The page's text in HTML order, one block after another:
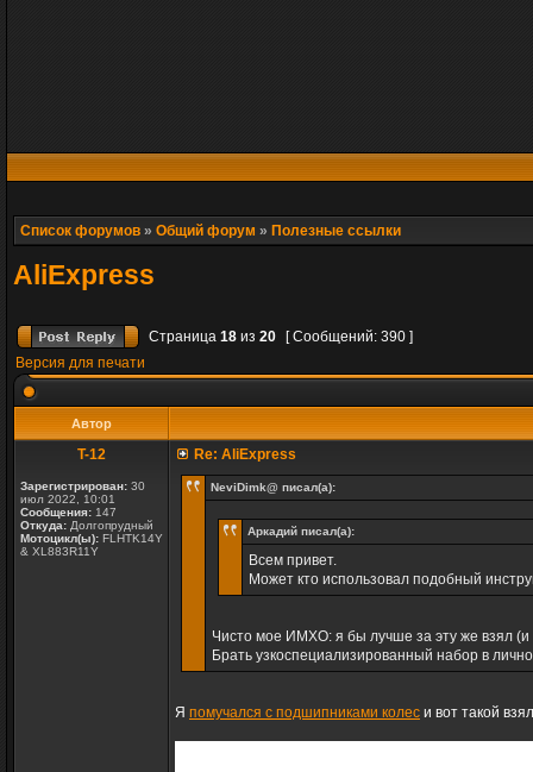
Список форумов » Общий форум » Полезные ссылки
AliExpress
Страница 18 из 20
[ Сообщений: 390 ]
Версия для печати
Автор
T-12
Зарегистрирован: 30
июл 2022, 10:01
Сообщения: 147
Откуда: Долгопрудный
Мотоцикл(ы): FLHTK14Y
& XL883R11Y
Re: AliExpress
NeviDimk@ писал(а):
Аркадий писал(а):
Всем привет.
Может кто использовал подобный
Чисто мое ИМХО: я бы лучше за эту же взял (и
Брать узкоспециализированный набор в
Я помучался с подшипниками колес и вот такой